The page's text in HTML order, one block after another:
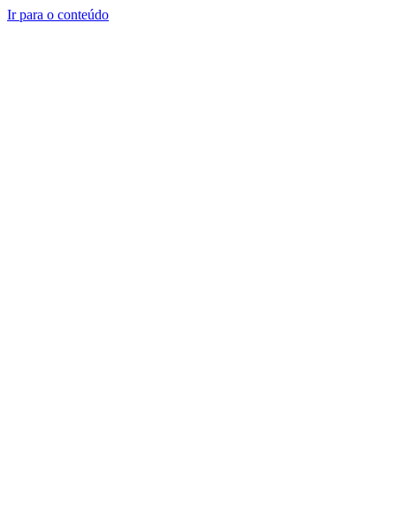
Ir para o conteúdo